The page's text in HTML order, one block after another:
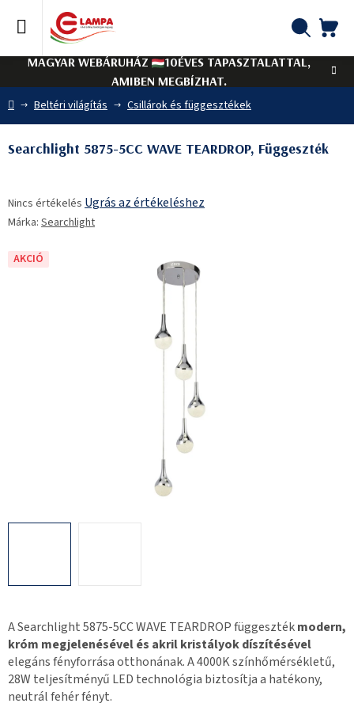
tartalomhoz
MAGYAR WEBÁRUHÁZ
10ÉVES TAPASZTALATTAL,
AMIBEN MEGBÍZHAT.
Kezdőlap
Beltéri világítás Csillárok és függesztékek
A Searchlight 5875-5CC WAVE TEARDROP függesztékmodern,
króm megjelenésével és akril kristályok díszítésével
elegáns fényforrása otthonának. A 4000K színhőmérsékletű,
28W teljesítményű LED technológia biztosítja a hatékony,
neutrál fehér fényt.
Searchlight 5875-5CC WAVE TEARDROP, Függeszték
termék
átlagos
5-
Nincs értékelés Ugrás az értékeléshez
Márka: Searchlight
AKCIÓ